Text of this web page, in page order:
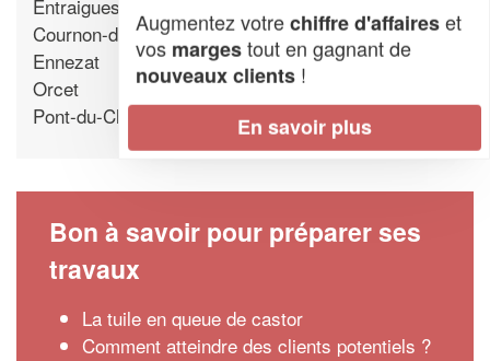
Entraigues
Cournon-d'Auvergne
Ennezat
Orcet
Pont-du-Chateau
Bon à savoir pour préparer ses
travaux
La tuile en queue de castor
Comment atteindre des clients potentiels ?
Augmentez votrechiffre d'affaireset
vos margestout en gagnant de
nouveaux clients !
En savoir plus